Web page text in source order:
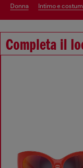
donna intimo e
Completa il